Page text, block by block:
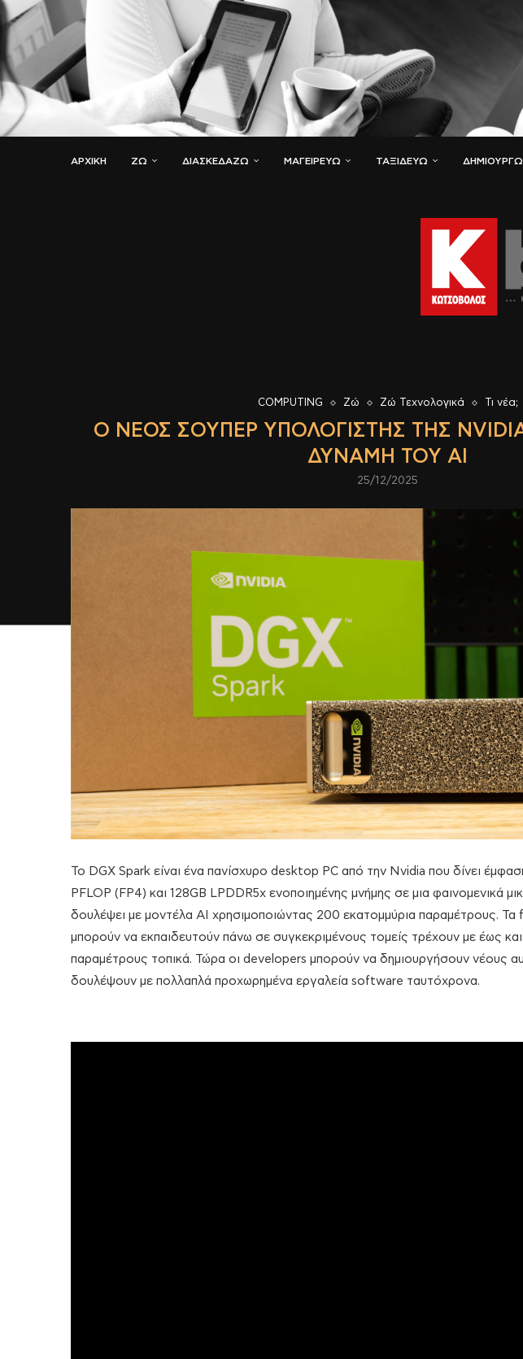
ΑΡΧΙΚΗ ΖΏ ΔΙΑΣΚΕΔΆΖΩ ΜΑΓΕΙΡΕΎΩ ΤΑΞΙΔΕΎΩ ΔΗΜΙΟΥΡΓΏ
COMPUTING Ζώ Ζώ Τεχνολογικά Τι νέα;
Ο ΝΈΟΣ ΣΟΎΠΕΡ ΥΠΟΛΟΓΙΣΤΉΣ ΤΗΣ
ΔΎΝΑΜΗ ΤΟΥ AI
25/12/2025
Το DGX Spark είναι ένα πανίσχυρο desktop PC από την Nvidia που δίνει
PFLOP (FP4) και 128GB LPDDR5x ενοποιημένης μνήμης σε μια φαινομενικά
δουλέψει με μοντέλα AI χρησιμοποιώντας 200 εκατομμύρια παραμέτρους.
μπορούν να εκπαιδευτούν πάνω σε συγκεκριμένους τομείς τρέχουν με έως
παραμέτρους τοπικά. Τώρα οι developers μπορούν να δημιουργήσουν νέους
δουλέψουν με πολλαπλά προχωρημένα εργαλεία software ταυτόχρονα.